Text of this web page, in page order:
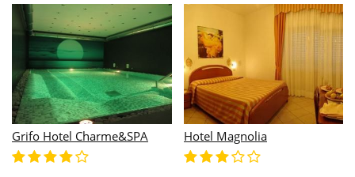
Grifo Hotel Charme&SPA Hotel Magnolia